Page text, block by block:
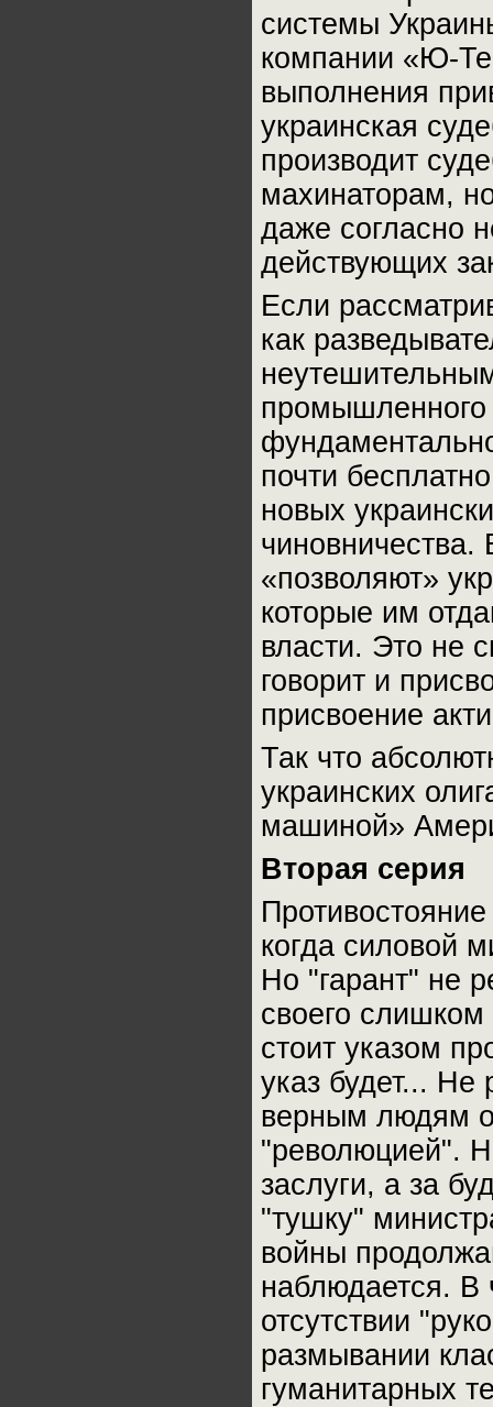
системы
компании «Ю-
выполнения
украинская
производит
даже согласно
действующих
Если
как
промышленного
почти
новых
«позволяют»
которые им
власти. Это не
говорит и
присвоение
Так что
украинских
машиной»
Вторая серия
когда силовой
Но "гарант" не
своего
стоит указом
указ будет... Не
верным людям
"революцией".
заслуги, а за
"тушку"
войны
наблюдается. В
отсутствии
размывании
гуманитарных